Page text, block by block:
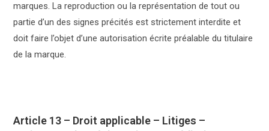
marques. La reproduction ou la représentation de tout ou
partie d’un des signes précités est strictement interdite et
doit faire l’objet d’une autorisation écrite préalable du titulaire
de la marque.
Article 13 – Droit applicable – Litiges –